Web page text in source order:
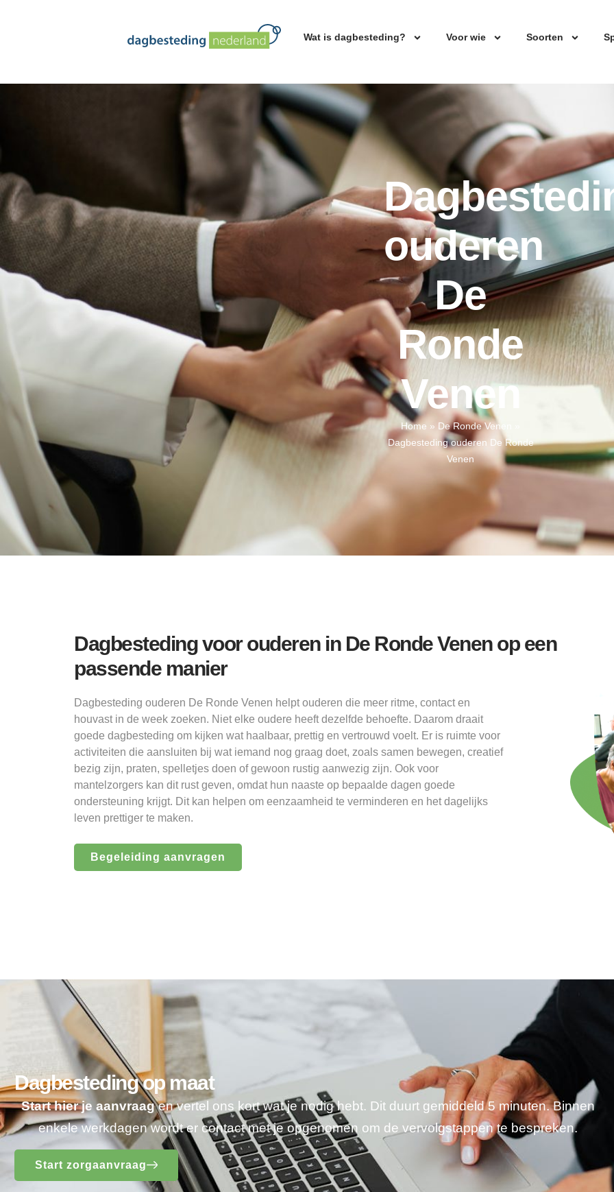
Wat is dagbesteding? Voor wie Soorten
ouderen
De
Ronde
Venen
Home » De Ronde Venen
Dagbesteding ouderen De Ronde
Venen
Dagbesteding voor ouderen in De Ronde Venen op een
passende manier
Dagbesteding ouderen De Ronde Venen helpt ouderen die meer ritme, contact en
houvast in de week zoeken. Niet elke oudere heeft dezelfde behoefte. Daarom draait
goede dagbesteding om kijken wat haalbaar, prettig en vertrouwd voelt. Er is ruimte voor
activiteiten die aansluiten bij wat iemand nog graag doet, zoals samen bewegen, creatief
bezig zijn, praten, spelletjes doen of gewoon rustig aanwezig zijn. Ook voor
mantelzorgers kan dit rust geven, omdat hun naaste op bepaalde dagen goede
ondersteuning krijgt. Dit kan helpen om eenzaamheid te verminderen en het dagelijks
leven prettiger te maken.
Begeleiding aanvragen
Dagbesteding op maat
Start hier je aanvraagen vertel ons kort wat je nodig hebt. Dit duurt gemiddeld 5 minuten. Binnen
enkele werkdagen wordt er contact met je opgenomen om de vervolgstappen te bespreken.
Start zorgaanvraag